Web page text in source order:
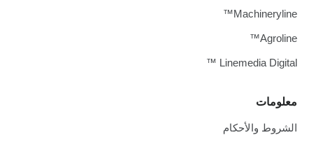
معلومات
الشروط والأحكام
Machineryline™
Agroline™
Linemedia Digital ™